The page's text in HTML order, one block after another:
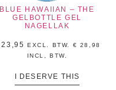
BLUE HAWAIIAN – THE
GELBOTTLE GEL
NAGELLAK
23,95 EXCL. BTW. € 28,98
INCL, BTW.
I DESERVE THIS